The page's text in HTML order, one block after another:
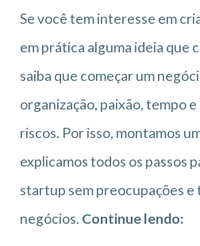
Se você tem interesse em
em prática alguma ideia que
saiba que começar um
organização, paixão, tempo
riscos. Por isso, montamos
explicamos todos os passos
startup sem preocupações e
negócios. Continue lendo: